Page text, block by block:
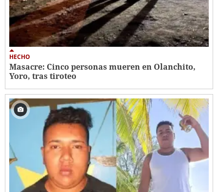
HECHO
Masacre: Cinco personas mueren en Olanchito,
Yoro, tras tiroteo